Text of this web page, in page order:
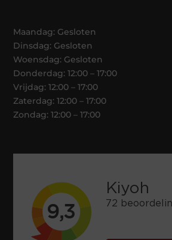
Maandag: Gesloten
Dinsdag: Gesloten
Woensdag: Gesloten
Donderdag: 12:00 – 17:00
Vrijdag: 12:00 – 17:00
Zaterdag: 12:00 – 17:00
Zondag: 12:00 – 17:00